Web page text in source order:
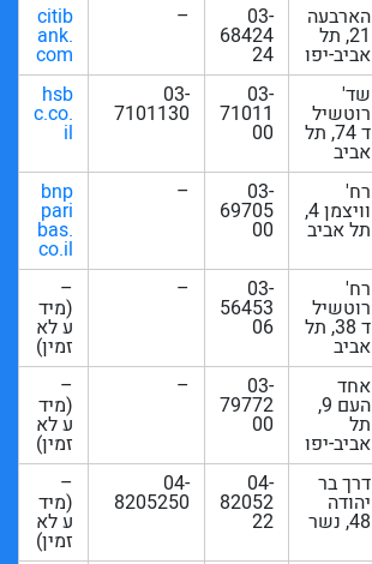
הארבעה
21, תל
אביב-יפו
03-
68424
24
–
citib
ank.
com
שד'
רוטשיל
ד 74, תל
אביב
03-
71011
00
03-
7101130
hsb
c.co.
il
רח'
וויצמן 4,
תל אביב
03-
69705
00
–
bnp
pari
bas.
co.il
רח'
רוטשיל
ד 38, תל
אביב
03-
56453
06
–
–
(מיד
ע לא
זמין)
אחד
העם 9,
תל
אביב-יפו
03-
79772
00
–
–
(מיד
ע לא
זמין)
דרך בר
יהודה
48, נשר
04-
82052
22
04-
8205250
–
(מיד
ע לא
זמין)